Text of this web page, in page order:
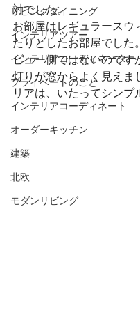
リビングダイニング
インテリアツアー
インテリアコーディネーター
プライベートのこと
インテリアコーディネート
オーダーキッチン
建築
北欧
モダンリビング
対でした。
お部屋はレギュラースウ
たりとしたお部屋でした
ビュー側ではないのです
灯りが窓からよく見えま
リアは、いたってシンプ